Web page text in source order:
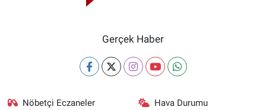
Gerçek Haber
Nöbetçi Eczaneler Hava Durumu